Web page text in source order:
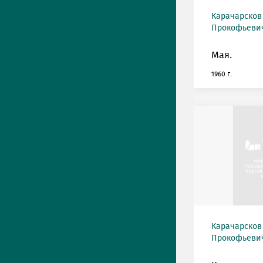
Мая.
1960 г.